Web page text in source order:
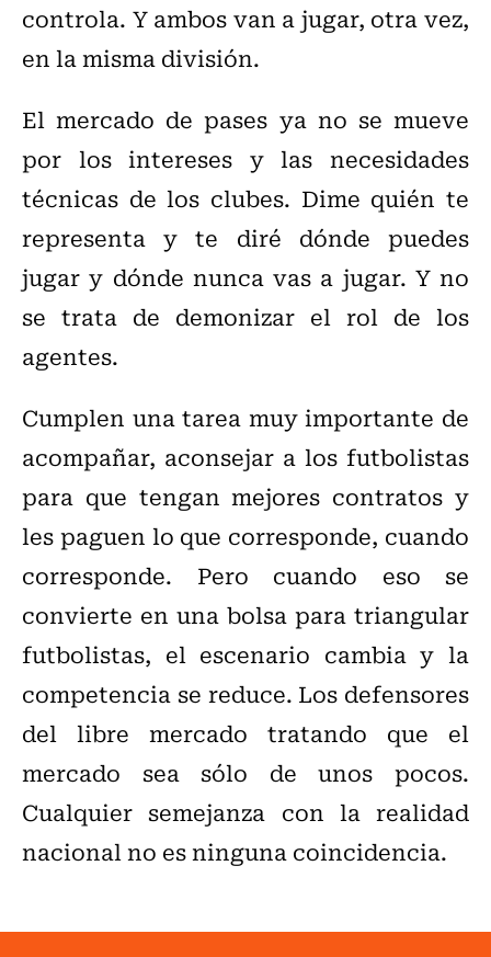
controla. Y ambos van a jugar, otra vez,
en la misma división.
El mercado de pases ya no se mueve
por los intereses y las necesidades
técnicas de los clubes. Dime quién te
representa y te diré dónde puedes
jugar y dónde nunca vas a jugar. Y no
se trata de demonizar el rol de los
agentes.
Cumplen una tarea muy importante de
acompañar, aconsejar a los futbolistas
para que tengan mejores contratos y
les paguen lo que corresponde, cuando
corresponde. Pero cuando eso se
convierte en una bolsa para triangular
futbolistas, el escenario cambia y la
competencia se reduce. Los defensores
del libre mercado tratando que el
mercado sea sólo de unos pocos.
Cualquier semejanza con la realidad
nacional no es ninguna coincidencia.